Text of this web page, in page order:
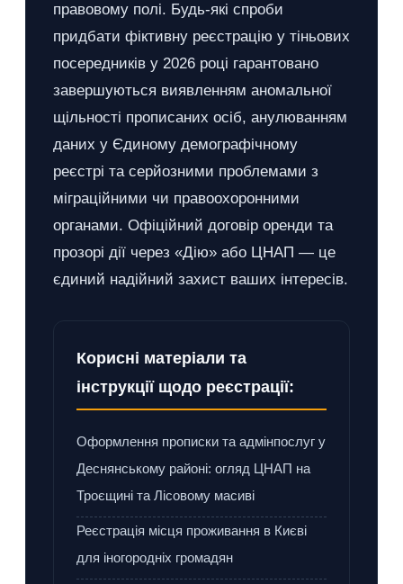
правовому полі. Будь-які спроби
придбати фіктивну реєстрацію у тіньових
посередників у 2026 році гарантовано
завершуються виявленням аномальної
щільності прописаних осіб, анулюванням
даних у Єдиному демографічному
реєстрі та серйозними проблемами з
міграційними чи правоохоронними
органами. Офіційний договір оренди та
прозорі дії через «Дію» або ЦНАП — це
єдиний надійний захист ваших інтересів.
Корисні матеріали та
інструкції щодо реєстрації:
Оформлення прописки та адмінпослуг у
Деснянському районі: огляд ЦНАП на
Троєщині та Лісовому масиві
Реєстрація місця проживання в Києві
для іногородніх громадян